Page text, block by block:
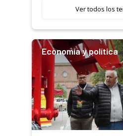
Ver todos los
Economía y política